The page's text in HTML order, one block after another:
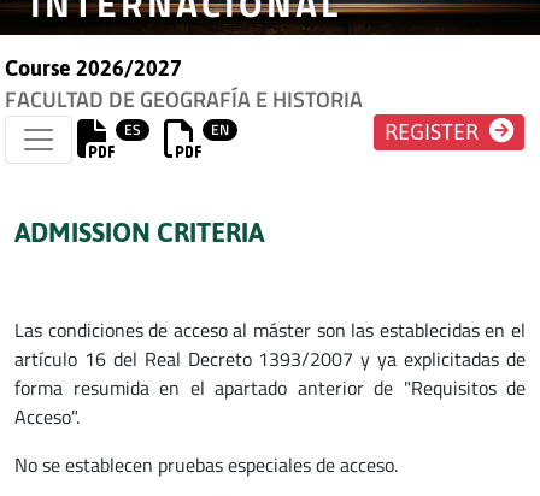
Course 2026/2027
FACULTAD DE GEOGRAFÍA E HISTORIA
ES EN REGISTER
ADMISSION CRITERIA
Las condiciones de acceso al máster son las establecidas en el
artículo 16 del Real Decreto 1393/2007 y ya explicitadas de
forma resumida en el apartado anterior de "Requisitos de
Acceso".
No se establecen pruebas especiales de acceso.